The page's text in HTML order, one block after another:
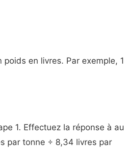
en livres. Par exemple, 1
1. Effectuez la réponse à au
par tonne ÷ 8,34 livres par